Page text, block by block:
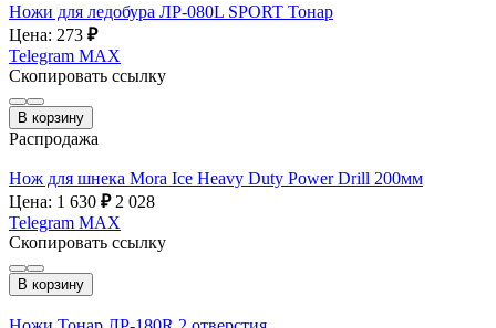
Ножи для ледобура ЛР-080L SPORT Тонар
Цена: 273 ₽
Telegram MAX
Скопировать ссылку
В корзину
Распродажа
Нож для шнека Mora Ice Heavy Duty Power Drill 200мм
Цена: 1 630 ₽ 2 028
Telegram MAX
Скопировать ссылку
В корзину